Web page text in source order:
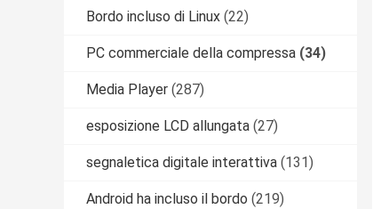
Bordo incluso di Linux (22)
PC commerciale della compressa (34)
Media Player (287)
esposizione LCD allungata (27)
segnaletica digitale interattiva (131)
Android ha incluso il bordo (219)